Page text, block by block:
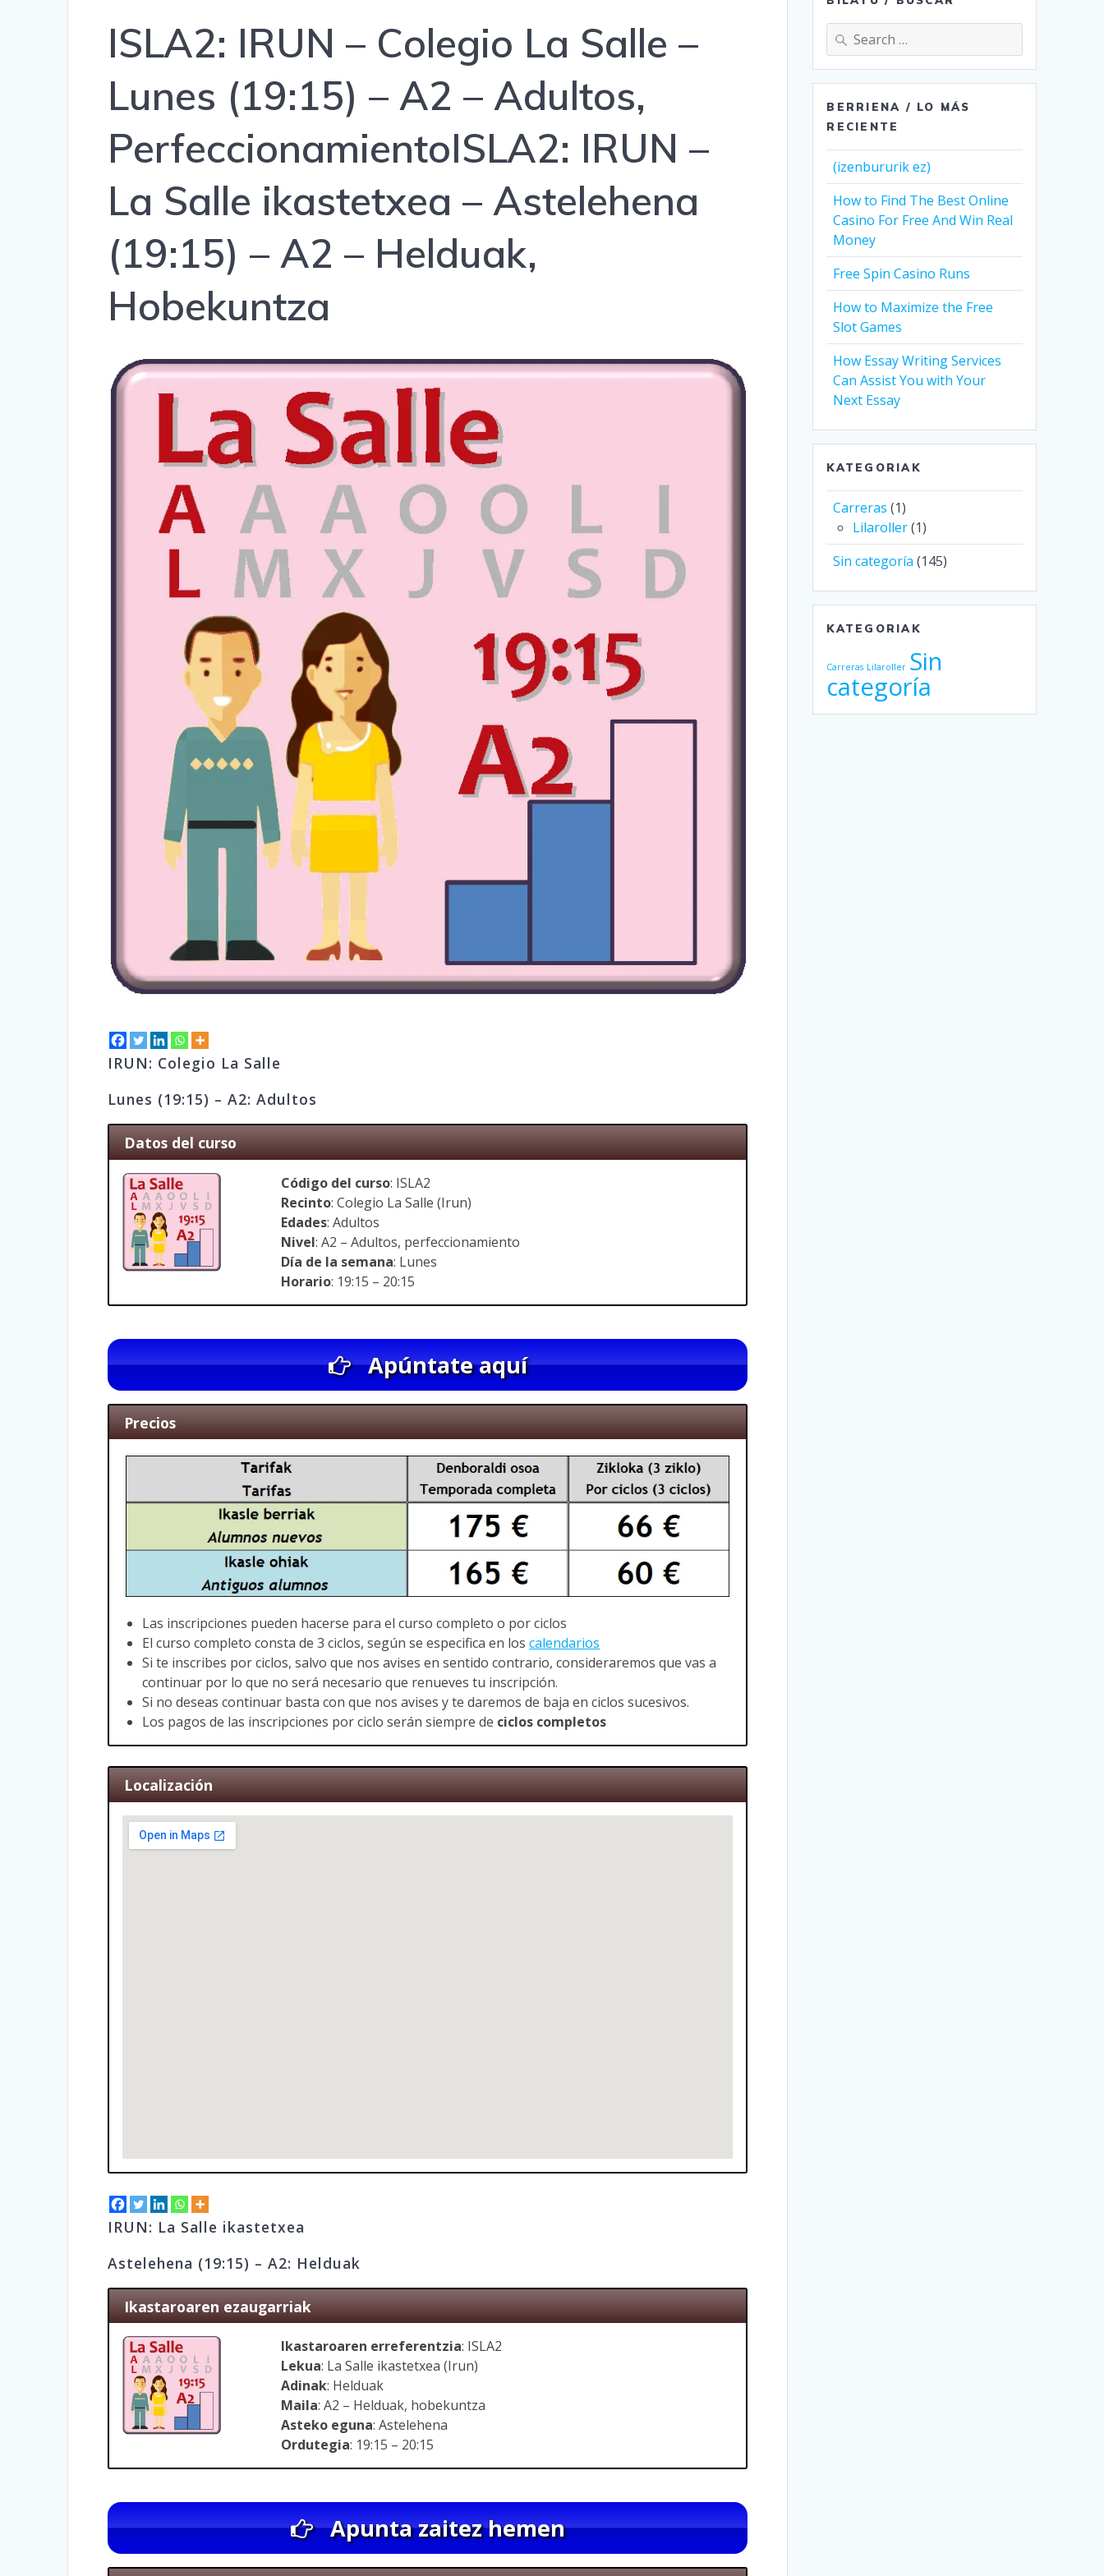
ISLA2: IRUN – Colegio La Salle –
Lunes (19:15) – A2 – Adultos,
PerfeccionamientoISLA2: IRUN –
La Salle ikastetxea – Astelehena
(19:15) – A2 – Helduak,
Hobekuntza
IRUN: Colegio La Salle
Lunes (19:15) – A2: Adultos
Datos del curso
Código del curso: ISLA2
Recinto: Colegio La Salle (Irun)
Edades: Adultos
Nivel: A2 – Adultos, perfeccionamiento
Día de la semana: Lunes
Horario: 19:15 – 20:15
Apúntate aquí
Precios
Las inscripciones pueden hacerse para el curso completo o por ciclos
El curso completo consta de 3 ciclos, según se especifica en loscalendarios
Si te inscribes por ciclos, salvo que nos avises en sentido contrario, consideraremos que vas a
continuar por lo que no será necesario que renueves tu inscripción.
Si no deseas continuar basta con que nos avises y te daremos de baja en ciclos sucesivos.
Los pagos de las inscripciones por ciclo serán siempre de ciclos completos
Localización
IRUN: La Salle ikastetxea
Astelehena (19:15) – A2: Helduak
Ikastaroaren ezaugarriak
Ikastaroaren erreferentzia: ISLA2
Lekua: La Salle ikastetxea (Irun)
Adinak: Helduak
Maila: A2 – Helduak, hobekuntza
Asteko eguna: Astelehena
Ordutegia: 19:15 – 20:15
Apunta zaitez hemen
Search
for:
BERRIENA / LO MÁS
RECIENTE
(izenbururik ez)
How to Find The Best Online
Casino For Free And Win Real
Money
Free Spin Casino Runs
How to Maximize the Free
Slot Games
How Essay Writing Services
Can Assist You with Your
Next Essay
KATEGORIAK
Carreras (1)
Lilaroller(1)
Sin categoría (145)
KATEGORIAK
Carreras Lilaroller Sin
categoría